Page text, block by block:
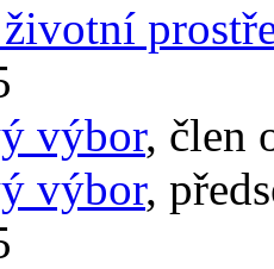
výbor, člen
výbor,